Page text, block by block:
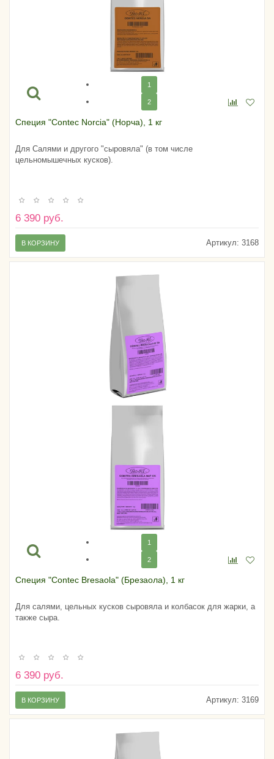
1
2
Специя "Contec Norcia" (Норча), 1 кг
Для Салями и другого "сыровяла" (в том числе
цельномышечных кусков).
6 390 руб.
Артикул: 3168
В КОРЗИНУ
1
2
Специя "Contec Bresaola" (Брезаола), 1 кг
Для салями, цельных кусков сыровяла и колбасок для жарки, а
также сыра.
6 390 руб.
Артикул: 3169
В КОРЗИНУ